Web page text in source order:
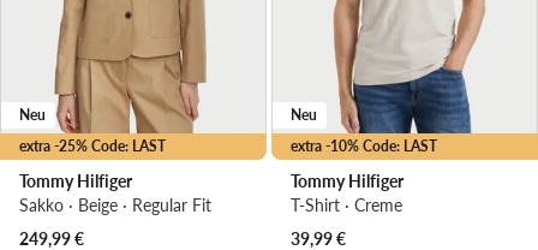
extra -25% Code: LAST
Neu
Tommy Hilfiger
Sakko · Beige · Regular Fit
249,99€
extra -10% Code: LAST
Neu
Tommy Hilfiger
T-Shirt · Creme
39,99€